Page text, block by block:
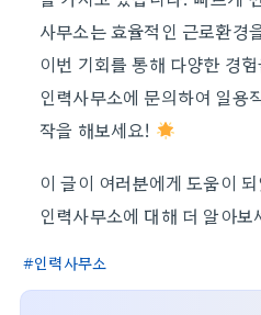
사무소는 효율적인 근로환경
이번 기회를 통해 다양한 경
인력사무소에 문의하여 일용
작을 해보세요!
이 글이 여러분에게 도움이
인력사무소에 대해 더 알아보
인력사무소